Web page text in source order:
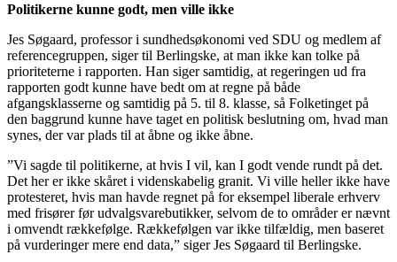
Politikerne kunne godt, men ville ikke
Jes Søgaard, professor i sundhedsøkonomi ved SDU og medlem af
referencegruppen, siger til Berlingske, at man ikke kan tolke på
prioriteterne i rapporten. Han siger samtidig, at regeringen ud fra
rapporten godt kunne have bedt om at regne på både
afgangsklasserne og samtidig på 5. til 8. klasse, så Folketinget på
den baggrund kunne have taget en politisk beslutning om, hvad man
synes, der var plads til at åbne og ikke åbne.
”Vi sagde til politikerne, at hvis I vil, kan I godt vende rundt på det.
Det her er ikke skåret i videnskabelig granit. Vi ville heller ikke have
protesteret, hvis man havde regnet på for eksempel liberale erhverv
med frisører før udvalgsvarebutikker, selvom de to områder er nævnt
i omvendt rækkefølge. Rækkefølgen var ikke tilfældig, men baseret
på vurderinger mere end data,” siger Jes Søgaard til Berlingske.